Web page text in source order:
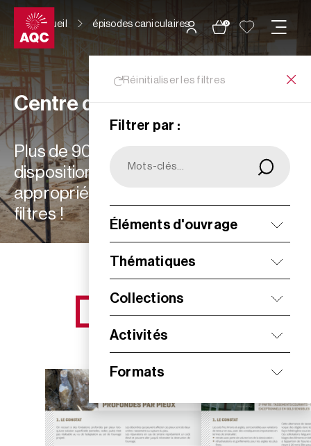
Panneau de gestion des cookies
0
Accueil épisodes caniculaires
Réinitialiser les filtres
Filtrer par :
Éléments d'ouvrage
Thématiques
Collections
Activités
Formats
Centre de ressources
Plus de 900 ressources à votre
disposition : choisissez les plus
appropriées à vos besoins grâce aux
filtres !
NOS NOUVEAUTÉS